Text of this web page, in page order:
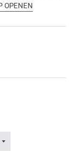
OPENEN